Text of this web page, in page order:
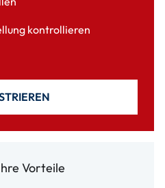
kontrollieren
Vorteile